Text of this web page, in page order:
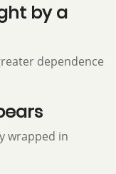
by a
dependence
wrapped in